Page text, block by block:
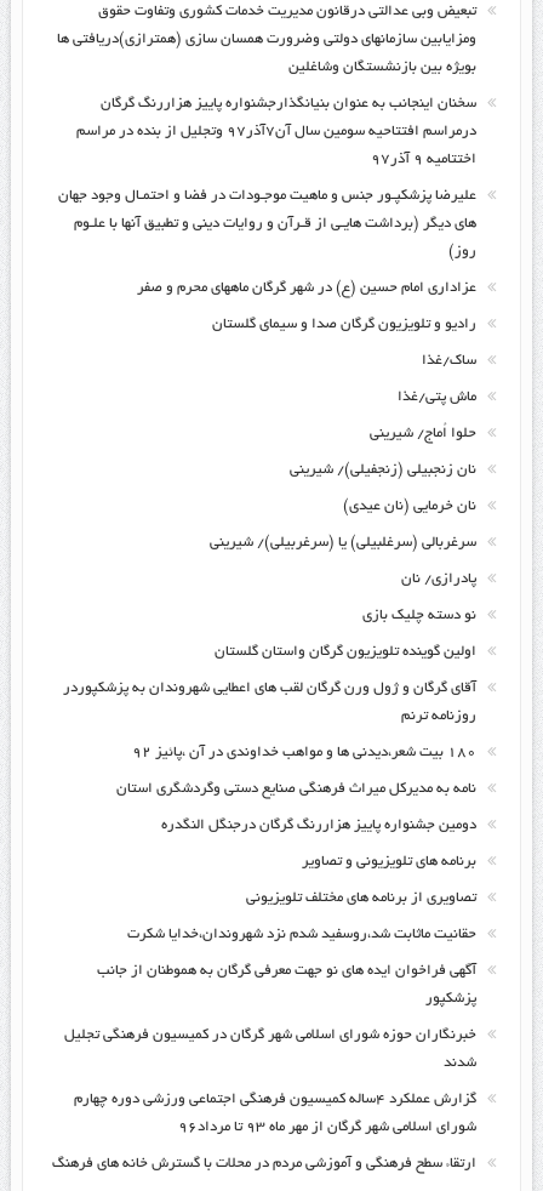
تبعیض وبی عدالتی درقانون مدیریت خدمات کشوری وتفاوت حقوق
ومزایابین سازمانهای دولتی وضرورت همسان سازی (همترازی)دریافتی ها
بویژه بین بازنشستگان وشاغلین
سخنان اینجانب به عنوان بنیانگذارجشنواره پاییز هزاررنگ گرگان
درمراسم افتتاحیه سومین سال آن۷آذر۹۷ وتجلیل از بنده در مراسم
اختتامیه ۹ آذر۹۷
علیرضا پزشکپـور جنس و ماهیت موجـودات در فضا و احتمـال وجود جهان
های دیگر (برداشت هایـی از قـرآن و روایات دینی و تطبیق آنها با علـوم
روز)
عزاداری امام حسین (ع) در شهر گرگان ماههای محرم و صفر
رادیو و تلویزیون گرگان صدا و سیمای گلستان
ساک/غذا
ماش پتی/غذا
حلوا اُماج/ شیرینی
نان زنجبیلی (زنجفیلی)/ شیرینی
نان خرمایی (نان عیدی)
سرغربالی (سرغلبیلی) یا (سرغربیلی)/ شیرینی
پادرازی/ نان
نو دسته چلیک بازی
اولین گوینده تلویزیون گرگان واستان گلستان
آقای گرگان و ژول ورن گرگان لقب های اعطایی شهروندان به پزشکپوردر
روزنامه ترنم
۱۸۰ بیت شعر،دیدنی ها و مواهب خداوندی در آن ،پائیز ۹۲
نامه به مدیرکل میراث فرهنگی صنایع دستی وگردشگری استان
دومین جشنواره پاییز هزاررنگ گرگان درجنگل النگدره
برنامه های تلویزیونی و تصاویر
تصاویری از برنامه های مختلف تلویزیونی
حقانیت ماثابت شد،روسفید شدم نزد شهروندان،خدایا شکرت
آگهی فراخوان ایده های نو جهت معرفی گرگان به هموطنان از جانب
پزشکپور
خبرنگاران حوزه شورای اسلامی شهر گرگان در کمیسیون فرهنگی تجلیل
شدند
گزارش عملکرد ۴ساله کمیسیون فرهنگی اجتماعی ورزشی دوره چهارم
شورای اسلامی شهر گرگان از مهر ماه ۹۳ تا مرداد۹۶
ارتقاء سطح فرهنگی و آموزشی مردم در محلات با گسترش خانه های فرهنگ